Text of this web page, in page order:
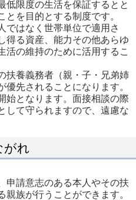
低限度の生活を保証するとと
とを目的とする制度です。
はなく世帯単位で適用さ
得る資産、能力その他あらゆ
活の維持のために活用するこ
養義務者（親・子・兄弟姉
先されることになります。
となります。面接相談の際
して守られますので、遠慮な
がれ
請意志のある本人やその扶
族が行うことができます。